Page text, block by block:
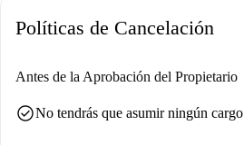
Políticas de Cancelación
Antes de la Aprobación del Propietario
check_circleNo tendrás que asumir ningún cargo